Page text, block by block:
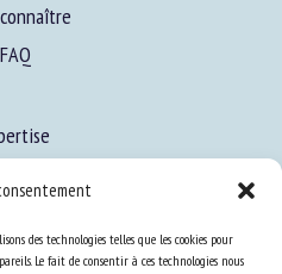
des technologies telles que les cookies pour
Le fait de consentir à ces technologies nous
sur le BEA